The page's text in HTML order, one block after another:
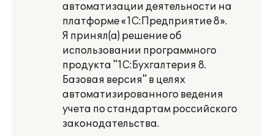
автоматизации деятельности на
платформе «1С:Предприятие 8».
Я принял(а) решение об
использовании программного
продукта "1С:Бухгалтерия 8.
Базовая версия" в целях
автоматизированного ведения
учета по стандартам российского
законодательства.